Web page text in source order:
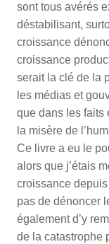
sont tous avérés
déstabilisant,
croissance
croissance
serait la clé de la
les médias et
que dans les faits
la misère de
Ce livre a eu le
alors que j’étais
croissance
pas de dénoncer
également d’y
de la catastrophe